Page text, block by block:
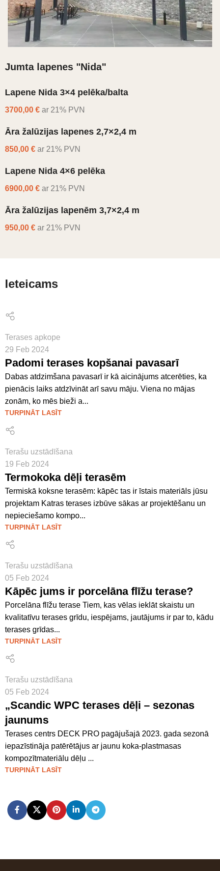
Jumta lapenes "Nida"
Lapene Nida 3×4 pelēka/balta
3700,00 € ar 21% PVN
Āra žalūzijas lapenes 2,7×2,4 m
850,00 € ar 21% PVN
Lapene Nida 4×6 pelēka
6900,00 € ar 21% PVN
Āra žalūzijas lapenēm 3,7×2,4 m
950,00 € ar 21% PVN
Ieteicams
Terases apkope
29 Feb 2024
Padomi terases kopšanai pavasarī
Dabas atdzimšana pavasarī ir kā aicinājums atcerēties, ka
pienācis laiks atdzīvināt arī savu māju. Viena no mājas
zonām, ko mēs bieži a...
TURPINĀT LASĪT
Terašu uzstādīšana
19 Feb 2024
Termokoka dēļi terasēm
Termiskā koksne terasēm: kāpēc tas ir īstais materiāls jūsu
projektam Katras terases izbūve sākas ar projektēšanu un
nepieciešamo kompo...
TURPINĀT LASĪT
Terašu uzstādīšana
05 Feb 2024
Kāpēc jums ir porcelāna flīžu terase?
Porcelāna flīžu terase Tiem, kas vēlas ieklāt skaistu un
kvalitatīvu terases grīdu, iespējams, jautājums ir par to, kādu
terases grīdas...
TURPINĀT LASĪT
Terašu uzstādīšana
05 Feb 2024
„Scandic WPC terases dēļi – sezonas
jaunums
Terases centrs DECK PRO pagājušajā 2023. gada sezonā
iepazīstināja patērētājus ar jaunu koka-plastmasas
kompozītmateriālu dēļu ...
TURPINĀT LASĪT